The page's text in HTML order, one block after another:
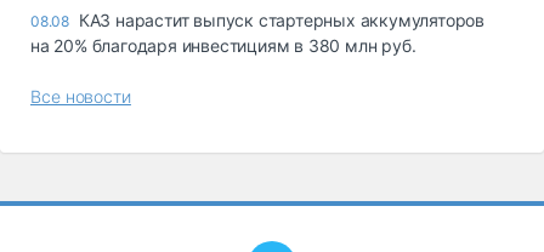
08.08 КАЗ нарастит выпуск стартерных аккумуляторов
на 20% благодаря инвестициям в 380 млн руб.
Все новости